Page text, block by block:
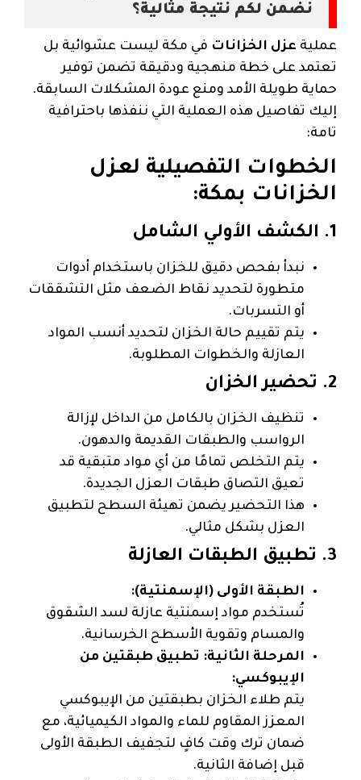
نضمن لكم نتيجة مثالية؟
عملية عزل الخزانات في مكة ليست عشوائية بل
تعتمد على خطة منهجية ودقيقة تضمن توفير
حماية طويلة الأمد ومنع عودة المشكلات السابقة.
إليك تفاصيل هذه العملية التي ننفذها باحترافية
تامة:
الخطوات التفصيلية لعزل
الخزانات بمكة:
1. الكشف الأولي الشامل
نبدأ بفحص دقيق للخزان باستخدام أدوات
متطورة لتحديد نقاط الضعف مثل التشققات
أو التسربات.
يتم تقييم حالة الخزان لتحديد أنسب المواد
العازلة والخطوات المطلوبة.
2. تحضير الخزان
تنظيف الخزان بالكامل من الداخل لإزالة
الرواسب والطبقات القديمة والدهون.
يتم التخلص تمامًا من أي مواد متبقية قد
تعيق التصاق طبقات العزل الجديدة.
هذا التحضير يضمن تهيئة السطح لتطبيق
العزل بشكل مثالي.
3. تطبيق الطبقات العازلة
الطبقة الأولى (الإسمنتية):
تُستخدم مواد إسمنتية عازلة لسد الشقوق
والمسام وتقوية الأسطح الخرسانية.
المرحلة الثانية: تطبيق طبقتين من
الإيبوكسي:
يتم طلاء الخزان بطبقتين من الإيبوكسي
المعزز المقاوم للماء والمواد الكيميائية، مع
ضمان ترك وقت كافٍ لتجفيف الطبقة الأولى
قبل إضافة الثانية.